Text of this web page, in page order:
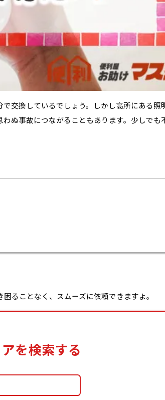
交換しているでしょう。しかし高所にある照
ぬ事故につながることもあります。少しでも
ることなく、スムーズに依頼できますよ。
を検索する